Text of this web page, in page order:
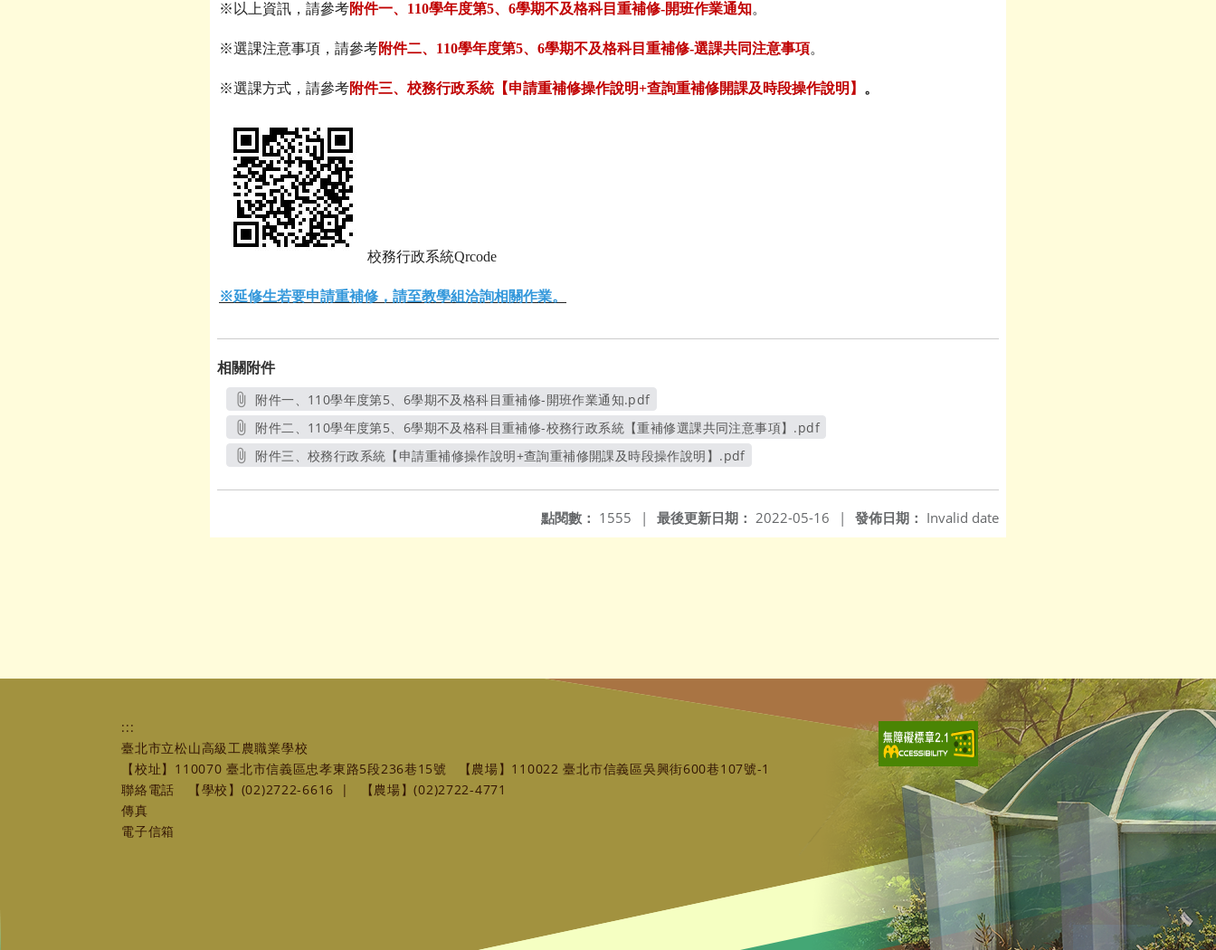
※以上資訊，請參考附件一、110學年度第5、6學期不及格科目重補修-開班作業通知。
※選課注意事項，請參考附件二、110學年度第5、6學期不及格科目重補修-選課共同注意事項。
※選課方式，請參考附件三、校務行政系統【申請重補修操作說明+查詢重補修開課及時段操作說明】 。
校務行政系統Qrcode
※延修生若要申請重補修，請至教學組洽詢相關作業。
相關附件
附件一、110學年度第5、6學期不及格科目重補修-開班作業通知.pdf
另開新視窗
附件二、110學年度第5、6學期不及格科目重補修-校務行政系統【重補修選課共同注意事項】.pdf
另開新視窗
附件三、校務行政系統【申請重補修操作說明+查詢重補修開課及時段操作說明】.pdf
發佈日期： Invalid date
最後更新日期： 2022-05-16 |
點閱數： 1555 |
:::
臺北市立松山高級工農職業學校
【校址】110070 臺北市信義區忠孝東路5段236巷15號
【農場】110022 臺北市信義區吳興街600巷107號-1
聯絡電話
【學校】(02)2722-6616 |
【農場】(02)2722-4771
傳真
電子信箱